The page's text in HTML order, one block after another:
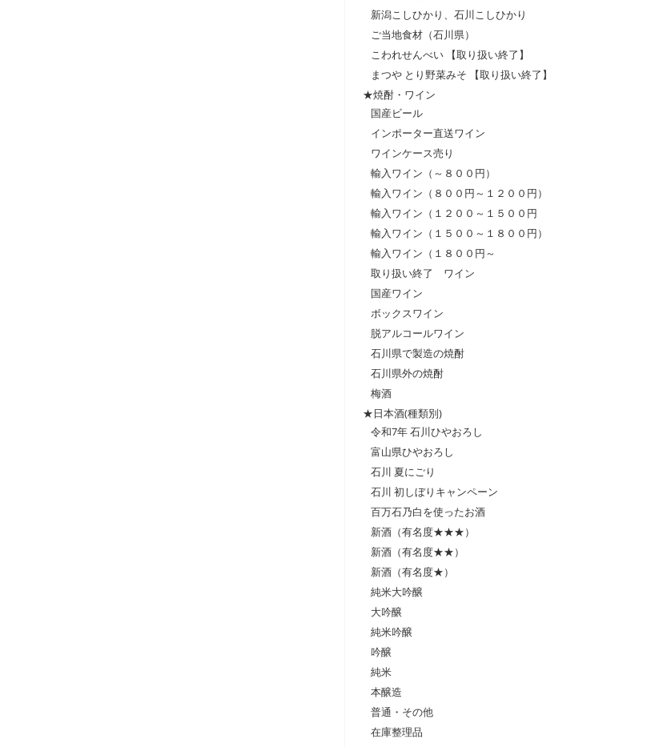
新潟こしひかり、石川こしひかり
ご当地食材（石川県）
こわれせんべい 【取り扱い終了】
まつや とり野菜みそ 【取り扱い終了】
★焼酎・ワイン
国産ビール
インポーター直送ワイン
ワインケース売り
輸入ワイン（～８００円）
輸入ワイン（８００円～１２００円）
輸入ワイン（１２００～１５００円
輸入ワイン（１５００～１８００円）
輸入ワイン（１８００円～
取り扱い終了 ワイン
国産ワイン
ボックスワイン
脱アルコールワイン
石川県で製造の焼酎
石川県外の焼酎
梅酒
★日本酒(種類別)
令和7年 石川ひやおろし
富山県ひやおろし
石川 夏にごり
石川 初しぼりキャンペーン
百万石乃白を使ったお酒
新酒（有名度★★★）
新酒（有名度★★）
新酒（有名度★）
純米大吟醸
大吟醸
純米吟醸
吟醸
純米
本醸造
普通・その他
在庫整理品